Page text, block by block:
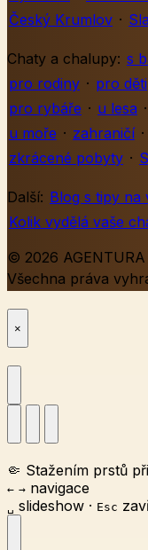
Český Krumlov ·
Chaty a chalupy: s
pro rodiny · pro děti
pro rybáře · u lesa ·
u moře · zahraničí ·
zkrácené pobyty ·
Další: Blog s tipy na
Kolik vydělá vaše
© 2026 AGENTURA
Všechna práva
×
🤏 Stažením prstů
← → navigace
␣ slideshow · Esc